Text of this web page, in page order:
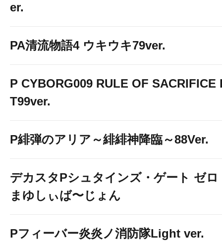
er.
PA清流物語4 ウキウキ79ver.
P CYBORG009 RULE OF SACRIFICE
T99ver.
P緋弾のアリア～緋緋神降臨～88Ver.
デカスタPシュタインズ・ゲート ゼロ
まゆしぃば〜じょん
Pフィーバー炎炎ノ消防隊Light ver.